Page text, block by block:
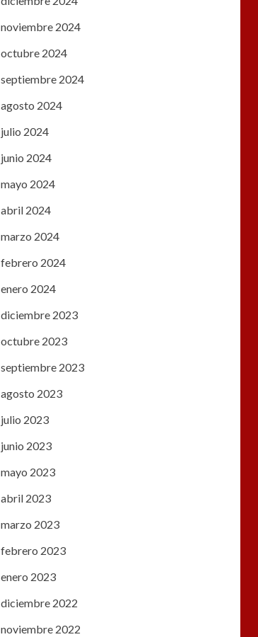
noviembre 2024
octubre 2024
septiembre 2024
agosto 2024
julio 2024
junio 2024
mayo 2024
abril 2024
marzo 2024
febrero 2024
enero 2024
diciembre 2023
octubre 2023
septiembre 2023
agosto 2023
julio 2023
junio 2023
mayo 2023
abril 2023
marzo 2023
febrero 2023
enero 2023
diciembre 2022
noviembre 2022